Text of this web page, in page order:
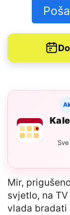
Mir,
svjetlo, na
vlada bradati